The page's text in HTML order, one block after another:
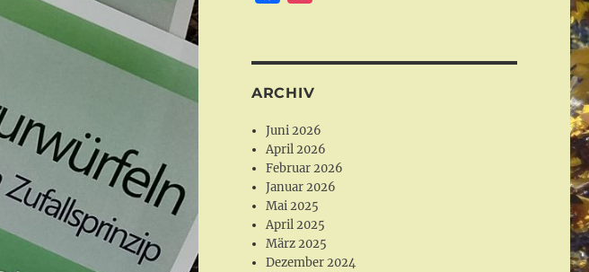
e
b
o
k
t
a
r
a
m
ARCHIV
Juni 2026
April 2026
Februar 2026
Januar 2026
Mai 2025
April 2025
März 2025
Dezember 2024